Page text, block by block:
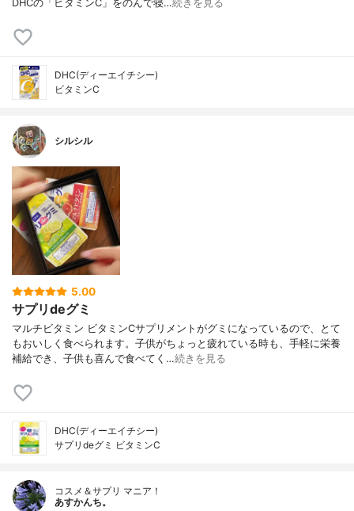
DHCの「ビタミンC」をのんで寝…続きを見る
DHC(ディーエイチシー)
ビタミンC
シルシル
5.00
サプリdeグミ
マルチビタミン ビタミンCサプリメントがグミになっているので、とて
もおいしく食べられます。子供がちょっと疲れている時も、手軽に栄養
補給でき、子供も喜んで食べてく…続きを見る
DHC(ディーエイチシー)
サプリdeグミ ビタミンC
コスメ＆サプリ マニア！
あすかんち。